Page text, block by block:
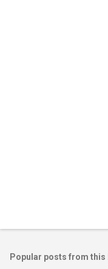
Popular posts from this